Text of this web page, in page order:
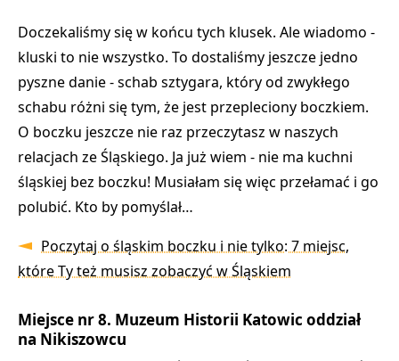
Doczekaliśmy się w końcu tych klusek. Ale wiadomo -
kluski to nie wszystko. To dostaliśmy jeszcze jedno
pyszne danie - schab sztygara, który od zwykłego
schabu różni się tym, że jest przepleciony boczkiem.
O boczku jeszcze nie raz przeczytasz w naszych
relacjach ze Śląskiego. Ja już wiem - nie ma kuchni
śląskiej bez boczku! Musiałam się więc przełamać i go
polubić. Kto by pomyślał…
Poczytaj o śląskim boczku i nie tylko: 7 miejsc,
które Ty też musisz zobaczyć w Śląskiem
Miejsce nr 8. Muzeum Historii Katowic oddział
na Nikiszowcu